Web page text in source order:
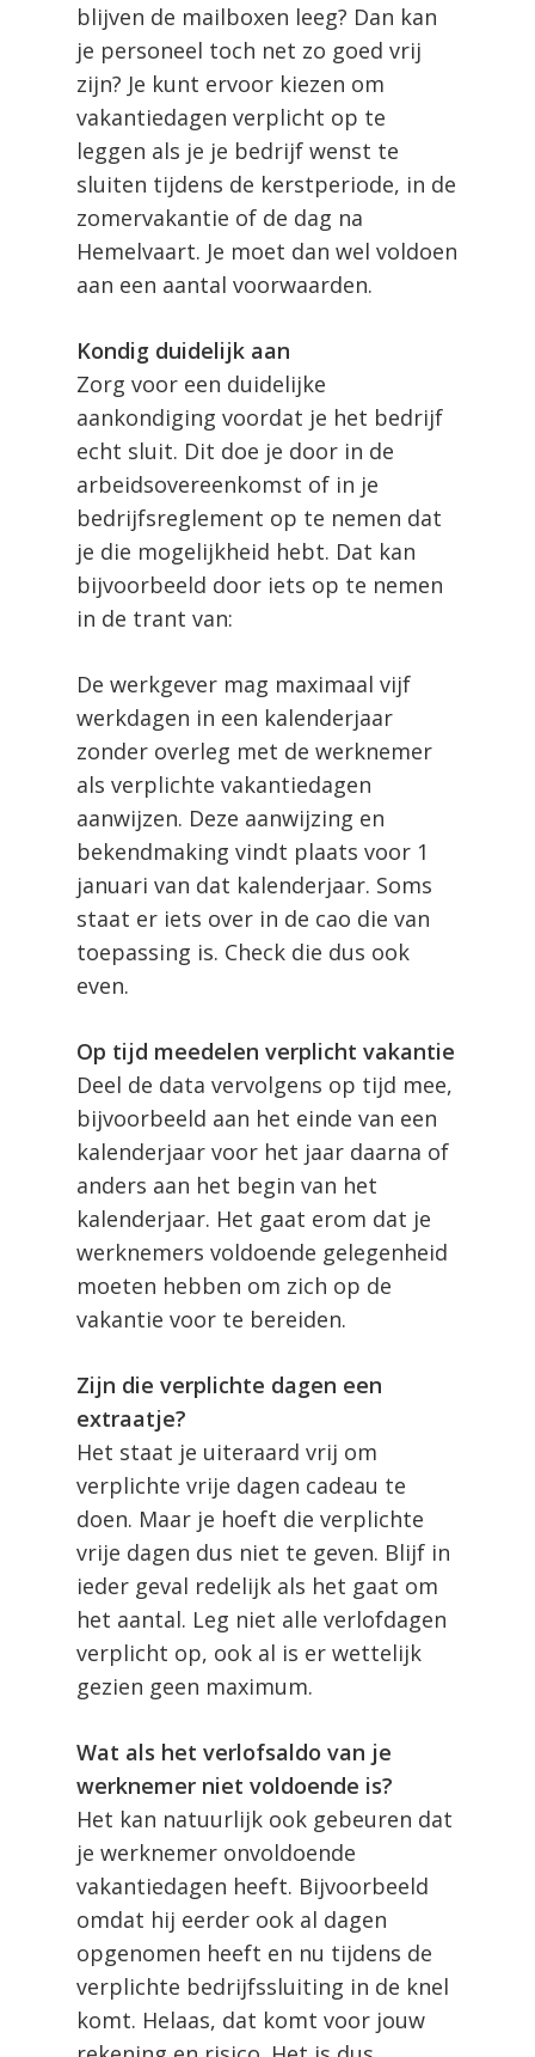
blijven de mailboxen leeg? Dan kan
je personeel toch net zo goed vrij
zijn? Je kunt ervoor kiezen om
vakantiedagen verplicht op te
leggen als je je bedrijf wenst te
sluiten tijdens de kerstperiode, in de
zomervakantie of de dag na
Hemelvaart. Je moet dan wel voldoen
aan een aantal voorwaarden.
Kondig duidelijk aan
Zorg voor een duidelijke
aankondiging voordat je het bedrijf
echt sluit. Dit doe je door in de
arbeidsovereenkomst of in je
bedrijfsreglement op te nemen dat
je die mogelijkheid hebt. Dat kan
bijvoorbeeld door iets op te nemen
in de trant van:
De werkgever mag maximaal vijf
werkdagen in een kalenderjaar
zonder overleg met de werknemer
als verplichte vakantiedagen
aanwijzen. Deze aanwijzing en
bekendmaking vindt plaats voor 1
januari van dat kalenderjaar. Soms
staat er iets over in de cao die van
toepassing is. Check die dus ook
even.
Op tijd meedelen verplicht vakantie
Deel de data vervolgens op tijd mee,
bijvoorbeeld aan het einde van een
kalenderjaar voor het jaar daarna of
anders aan het begin van het
kalenderjaar. Het gaat erom dat je
werknemers voldoende gelegenheid
moeten hebben om zich op de
vakantie voor te bereiden.
Zijn die verplichte dagen een
extraatje?
Het staat je uiteraard vrij om
verplichte vrije dagen cadeau te
doen. Maar je hoeft die verplichte
vrije dagen dus niet te geven. Blijf in
ieder geval redelijk als het gaat om
het aantal. Leg niet alle verlofdagen
verplicht op, ook al is er wettelijk
gezien geen maximum.
Wat als het verlofsaldo van je
werknemer niet voldoende is?
Het kan natuurlijk ook gebeuren dat
je werknemer onvoldoende
vakantiedagen heeft. Bijvoorbeeld
omdat hij eerder ook al dagen
opgenomen heeft en nu tijdens de
verplichte bedrijfssluiting in de knel
komt. Helaas, dat komt voor jouw